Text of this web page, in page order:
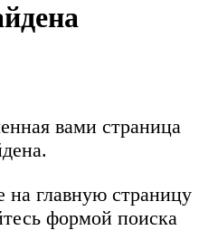
вами страница
на главную страницу
формой поиска